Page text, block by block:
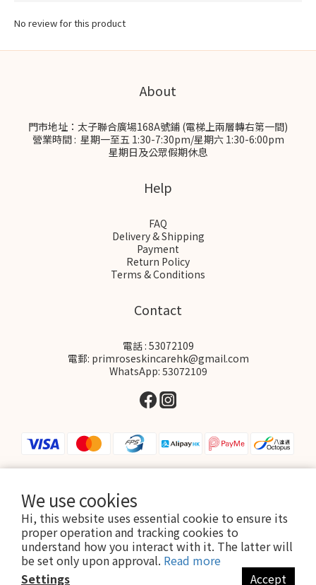
We use cookies
Hi, this website uses essential cookie to ensure its
proper operation and tracking cookies to
understand how you interact with it. The latter will
be set only upon approval. Read more
Settings
Accept
No review for this product
About
門市地址：太子聯合廣場168A號鋪 (電梯上兩層轉右第一間)
營業時間 : 星期一至五 1:30-7:30pm/星期六 1:30-6:00pm
星期日及公眾假期休息
Help
FAQ
Delivery & Shipping
Payment
Return Policy
Terms & Conditions
Contact
電話 : 53072109
電郵: primroseskincarehk@gmail.com
WhatsApp: 53072109
$ HKD English